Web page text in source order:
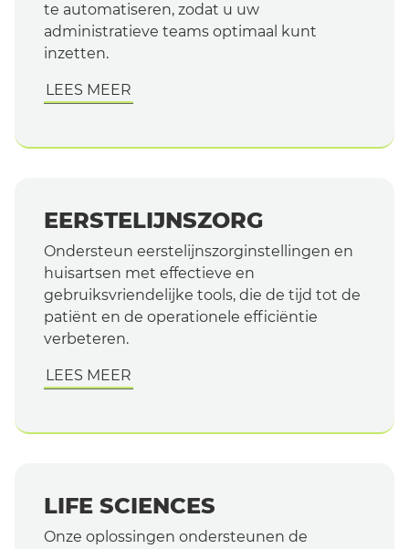
te automatiseren, zodat u uw
administratieve teams optimaal kunt
inzetten.
LEES MEER
EERSTELIJNSZORG
Ondersteun eerstelijnszorginstellingen en
huisartsen met effectieve en
gebruiksvriendelijke tools, die de tijd tot de
patiënt en de operationele efficiëntie
verbeteren.
LEES MEER
LIFE SCIENCES
Onze oplossingen ondersteunen de